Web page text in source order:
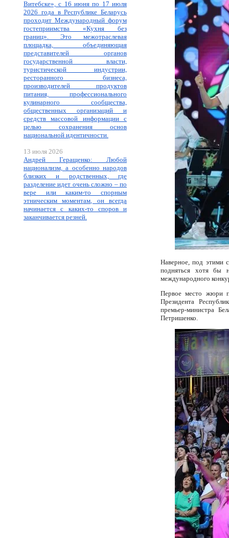
Витебске», с 16 июня по 17 июля
2026 года в Республике Беларусь
проходит Международный форум
гостеприимства «Кухня без
границ». Это межотраслевая
площадка, объединяющая
представителей органов
государственной власти,
туристической индустрии,
ресторанного бизнеса,
производителей продуктов
питания, профессионального
кулинарного сообщества,
общественных организаций и
средств массовой информации с
целью сохранения основ
национальной идентичности.
13 июля 2026
Андрей Геращенко: Любой
национализм, а особенно народов
близких и родственных, где
разделение идет очень сложно – по
вере или каким-то спорным
этническим моментам, он всегда
начинается с каких-то споров и
заканчивается резней.
Наверное, под этими
подняться хотя бы
международного
Первое место жюри
Президента
премьер-министра
Петришенко.